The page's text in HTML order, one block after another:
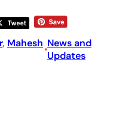
, Mahesh •News and
Updates